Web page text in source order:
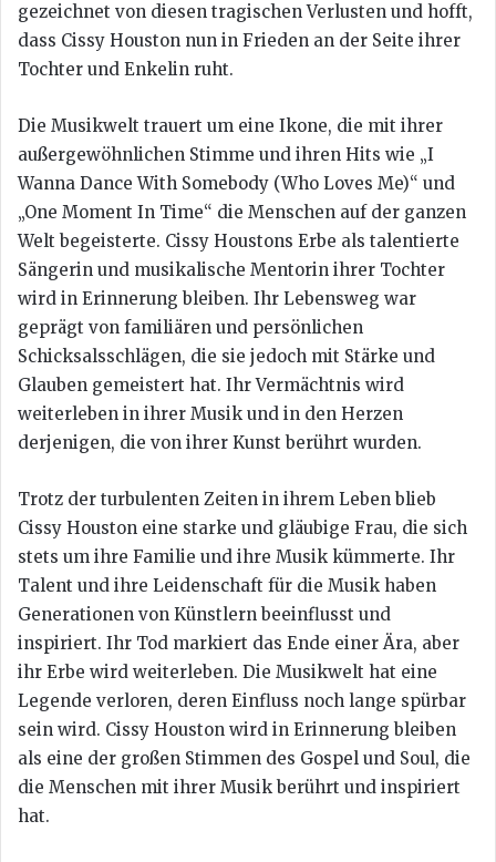
gezeichnet von diesen tragischen Verlusten und hofft,
dass Cissy Houston nun in Frieden an der Seite ihrer
Tochter und Enkelin ruht.
Die Musikwelt trauert um eine Ikone, die mit ihrer
außergewöhnlichen Stimme und ihren Hits wie „I
Wanna Dance With Somebody (Who Loves Me)“ und
„One Moment In Time“ die Menschen auf der ganzen
Welt begeisterte. Cissy Houstons Erbe als talentierte
Sängerin und musikalische Mentorin ihrer Tochter
wird in Erinnerung bleiben. Ihr Lebensweg war
geprägt von familiären und persönlichen
Schicksalsschlägen, die sie jedoch mit Stärke und
Glauben gemeistert hat. Ihr Vermächtnis wird
weiterleben in ihrer Musik und in den Herzen
derjenigen, die von ihrer Kunst berührt wurden.
Trotz der turbulenten Zeiten in ihrem Leben blieb
Cissy Houston eine starke und gläubige Frau, die sich
stets um ihre Familie und ihre Musik kümmerte. Ihr
Talent und ihre Leidenschaft für die Musik haben
Generationen von Künstlern beeinflusst und
inspiriert. Ihr Tod markiert das Ende einer Ära, aber
ihr Erbe wird weiterleben. Die Musikwelt hat eine
Legende verloren, deren Einfluss noch lange spürbar
sein wird. Cissy Houston wird in Erinnerung bleiben
als eine der großen Stimmen des Gospel und Soul, die
die Menschen mit ihrer Musik berührt und inspiriert
hat.